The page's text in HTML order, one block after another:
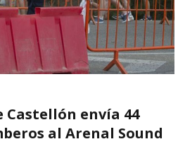
Castellón envía 44
al Arenal Sound